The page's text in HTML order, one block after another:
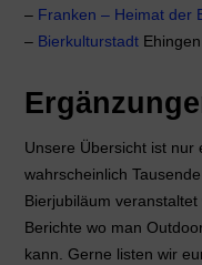
– Franken – Heimat der
– BierkulturstadtEhingen
Unsere Übersicht ist nur
wahrscheinlich
Bierjubiläum
Berichte wo man
kann. Gerne listen wir